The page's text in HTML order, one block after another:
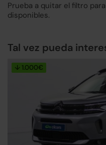
Prueba a quitar el filtro
disponibles.
Tal vez pueda
↓ 1.000€